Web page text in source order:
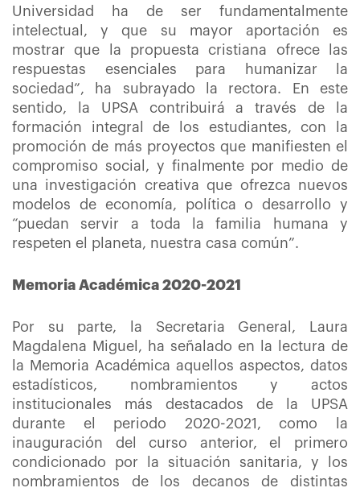
Universidad ha de ser fundamentalmente
intelectual, y que su mayor aportación es
mostrar que la propuesta cristiana ofrece las
respuestas esenciales para humanizar la
sociedad”, ha subrayado la rectora. En este
sentido, la UPSA contribuirá a través de la
formación integral de los estudiantes, con la
promoción de más proyectos que manifiesten el
compromiso social, y finalmente por medio de
una investigación creativa que ofrezca nuevos
modelos de economía, política o desarrollo y
“puedan servir a toda la familia humana y
respeten el planeta, nuestra casa común”.
Memoria Académica 2020-2021
Por su parte, la Secretaria General, Laura
Magdalena Miguel, ha señalado en la lectura de
la Memoria Académica aquellos aspectos, datos
estadísticos, nombramientos y actos
institucionales más destacados de la UPSA
durante el periodo 2020-2021, como la
inauguración del curso anterior, el primero
condicionado por la situación sanitaria, y los
nombramientos de los decanos de distintas